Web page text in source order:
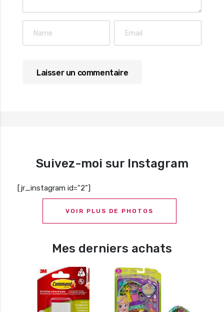
Suivez-moi sur Instagram
[jr_instagram id="2"]
VOIR PLUS DE PHOTOS
Mes derniers achats